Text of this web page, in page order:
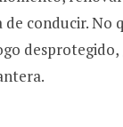
conducir. No
desprotegido,